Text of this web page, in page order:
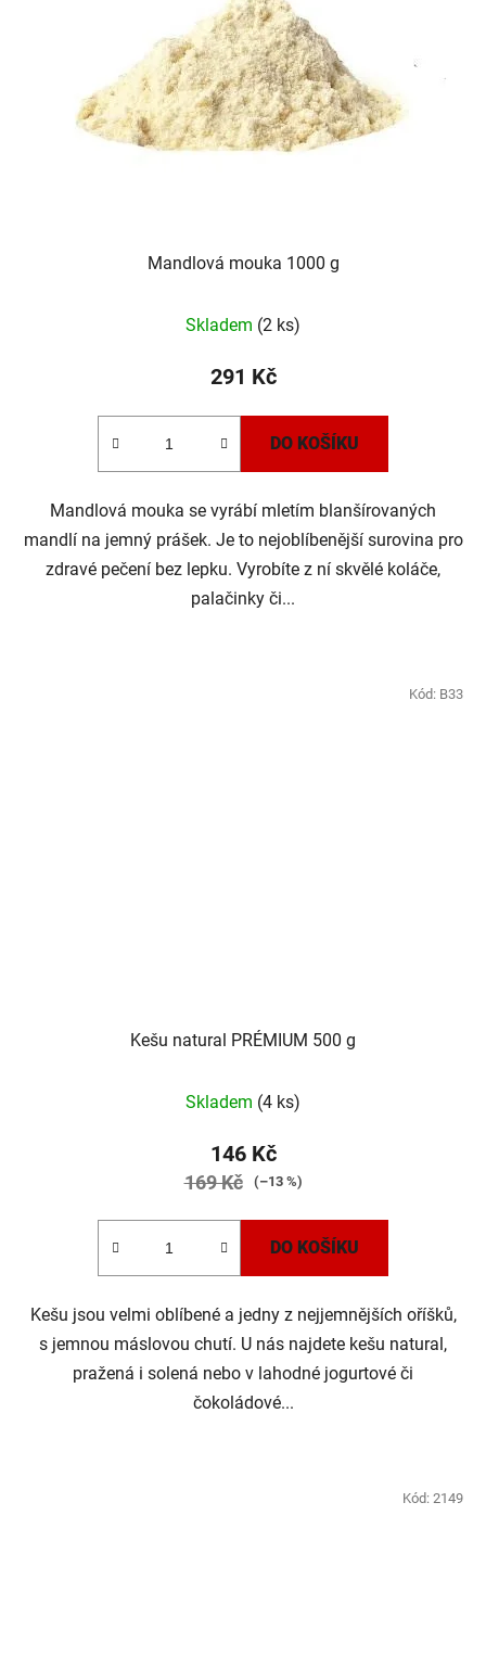
Mandlová mouka 1000 g
Skladem (2 ks)
291 Kč
DO KOŠÍKU
Mandlová mouka se vyrábí mletím blanšírovaných
mandlí na jemný prášek. Je to nejoblíbenější surovina pro
zdravé pečení bez lepku. Vyrobíte z ní skvělé koláče,
palačinky či...
Kešu natural PRÉMIUM 500 g
hodnocení
produktu
Skladem (4 ks)
146 Kč
169 Kč (–13 %)
DO KOŠÍKU
Kešu jsou velmi oblíbené a jedny z nejjemnějších oříšků,
s jemnou máslovou chutí. U nás najdete kešu natural,
pražená i solená nebo v lahodné jogurtové či
čokoládové...
Kód: B33
Kód: 2149